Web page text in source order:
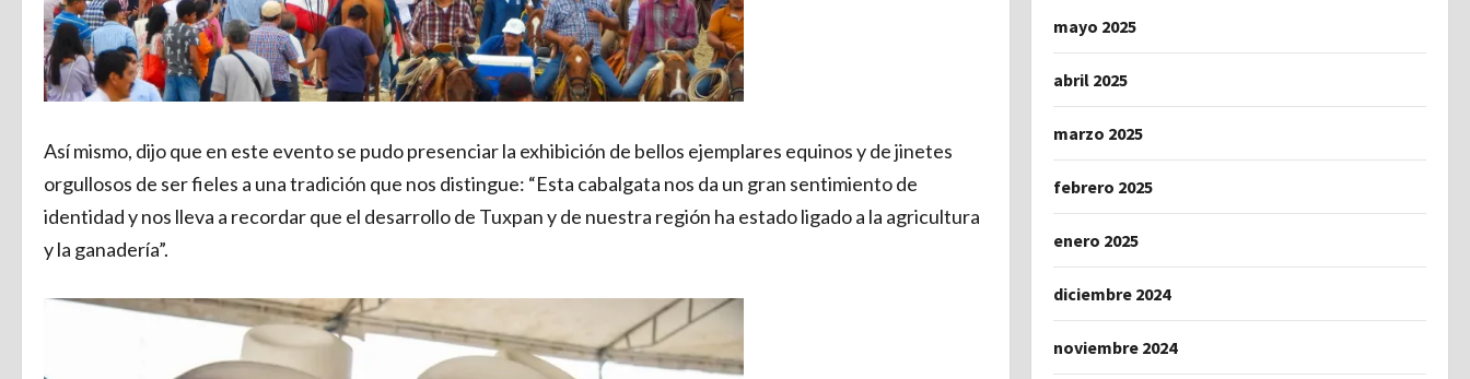
Así mismo, dijo que en este evento se pudo presenciar la exhibición de bellos ejemplares equinos y de jinetes
orgullosos de ser fieles a una tradición que nos distingue: “Esta cabalgata nos da un gran sentimiento de
identidad y nos lleva a recordar que el desarrollo de Tuxpan y de nuestra región ha estado ligado a la agricultura
y la ganadería”.
mayo 2025
abril 2025
marzo 2025
febrero 2025
enero 2025
diciembre 2024
noviembre 2024